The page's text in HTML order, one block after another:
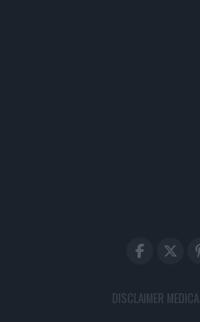
DISCLAIMER MEDICA